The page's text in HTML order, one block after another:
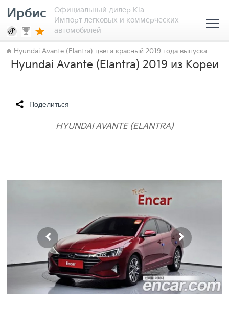
Ирбис
Официальный дилер Kia
Импорт легковых и коммерческих
автомобилей
Hyundai Avante (Elantra) цвета красный 2019 года выпуска
Hyundai Avante (Elantra) 2019 из Кореи
Поделиться
HYUNDAI AVANTE (ELANTRA)